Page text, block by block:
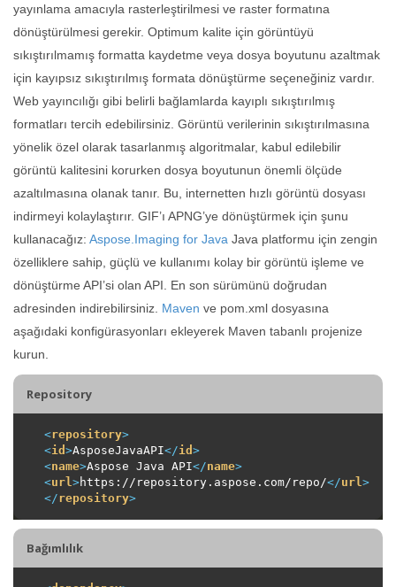
yayınlama amacıyla rasterleştirilmesi ve raster formatına
dönüştürülmesi gerekir. Optimum kalite için görüntüyü
sıkıştırılmamış formatta kaydetme veya dosya boyutunu azaltmak
için kayıpsız sıkıştırılmış formata dönüştürme seçeneğiniz vardır.
Web yayıncılığı gibi belirli bağlamlarda kayıplı sıkıştırılmış
formatları tercih edebilirsiniz. Görüntü verilerinin sıkıştırılmasına
yönelik özel olarak tasarlanmış algoritmalar, kabul edilebilir
görüntü kalitesini korurken dosya boyutunun önemli ölçüde
azaltılmasına olanak tanır. Bu, internetten hızlı görüntü dosyası
indirmeyi kolaylaştırır. GIF’ı APNG’ye dönüştürmek için şunu
kullanacağız: Aspose.Imaging for Java Java platformu için zengin
özelliklere sahip, güçlü ve kullanımı kolay bir görüntü işleme ve
dönüştürme API’si olan API. En son sürümünü doğrudan
adresinden indirebilirsiniz. Maven ve pom.xml dosyasına
aşağıdaki konfigürasyonları ekleyerek Maven tabanlı projenize
kurun.
Repository
<repository>
<id >AsposeJavaAPI</id >
<name>Aspose Java API</name>
<url >https://repository.aspose.com/repo/</url >
</repository>
Bağımlılık